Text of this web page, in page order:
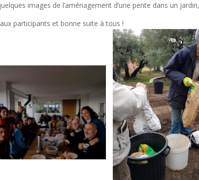
images de l’aménagement d’une pente dans un
participants et bonne suite à tous !